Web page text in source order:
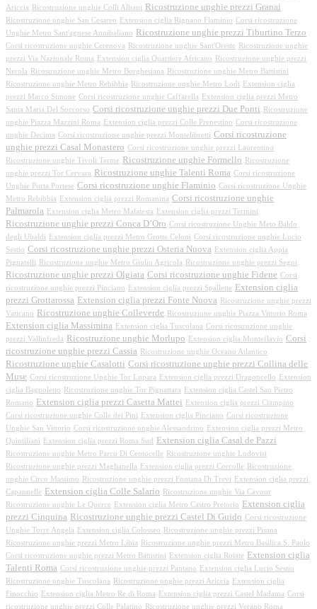
Ariccia
Ricostruzione unghie Colli Albani Ricostruzione unghie prezzi Granai
Ricostruzione unghie San Cesareo Extension ciglia Rignano Flaminio Corsi ricostruzione
Unghie Metro Sant'agnese Annibaliano
Ricostruzione unghie prezzi Tiburtino Terzo
Corsi ricostruzione unghie Cerenova Ricostruzione unghie Sant'Oreste
Ricostruzione unghie
prezzi Via Nazionale Roma
Extension ciglia Quartiere Africano
Ricostruzione unghie prezzi
Nerola
Ricostruzione unghie Metro Borghesiana
Ricostruzione unghie Metro Battistini
Ricostruzione unghie Metro Rebibbia
Ricostruzione unghie Metro Lodi
Extension ciglia
prezzi Marco Simone Corsi ricostruzione unghie Caffarella
Extension ciglia prezzi Metro
Santa Maria Del Soccorso Corsi ricostruzione unghie prezzi Due Ponti
Ricostruzione
unghie Piazza Mazzini Roma
Extension ciglia prezzi Colle Prenestino Corsi ricostruzione
unghie Decima Corsi ricostruzione unghie prezzi Montelibretti Corsi ricostruzione
unghie prezzi Casal Monastero Corsi ricostruzione unghie prezzi Laurentino
Ricostruzione unghie Tivoli Terme
Ricostruzione unghie Formello
Ricostruzione
unghie prezzi Tor Cervara
Ricostruzione unghie Talenti Roma Corsi ricostruzione
Unghie Porta Portese Corsi ricostruzione unghie Flaminio Corsi ricostruzione Unghie
Metro Rebibbia
Extension ciglia prezzi Romanina Corsi ricostruzione unghie
Palmarola
Extension ciglia Metro Malatesta Extension ciglia prezzi Termini
Ricostruzione unghie prezzi Conca D’Oro Corsi ricostruzione Unghie Meto Baldo
degli Ubaldi
Extension ciglia prezzi Metro Grotte Celoni Corsi ricostruzione unghie Lucio
Sestio Corsi ricostruzione unghie prezzi Osteria Nuova
Extension ciglia Appia
Pignatelli
Ricostruzione unghie Metro Giulio Agricola Ricostruzione unghie prezzi Segni
Ricostruzione unghie prezzi Olgiata Corsi ricostruzione unghie Fidene Corsi
ricostruzione unghie prezzi Pinciano
Extension ciglia prezzi Spallette
Extension ciglia
prezzi Grottarossa Extension ciglia prezzi Fonte Nuova
Ricostruzione unghie prezzi
Vaticano
Ricostruzione unghie Colleverde Ricostruzione unghie Piazza Vittorio Roma
Extension ciglia Massimina Extension ciglia Tuscolana Corsi ricostruzione unghie
prezzi Vallinfreda
Ricostruzione unghie Morlupo Extension ciglia Monteflavio Corsi
ricostruzione unghie prezzi Cassia
Ricostruzione unghie Oceano Atlantico
Ricostruzione unghie Casalotti Corsi ricostruzione unghie prezzi Collina delle
Muse Corsi ricostruzione Unghie Tor Lupara Extension ciglia prezzi Dragoncello
Extension
ciglia Bagnoletto
Ricostruzione unghie Tor Pignattara
Extension ciglia Castel San Pietro
Romano
Extension ciglia prezzi Casetta Mattei
Extension ciglia prezzi Ciampino
Corsi ricostruzione unghie Colle dei Pini
Extension ciglia Pinciano Corsi ricostruzione
Unghie San Vittorio Corsi ricostruzione unghie Alessandrino
Extension ciglia prezzi Metro
Quintiliani
Extension ciglia prezzi Roma Sud Extension ciglia Casal de Pazzi
Ricostruzione unghie Metro Parco Di Centocelle
Ricostruzione unghie Ludovisi
Ricostruzione unghie prezzi Maglianella
Extension ciglia prezzi Corcolle
Ricostruzione
unghie Circo Massimo
Ricostruzione unghie prezzi Fontana Di Trevi
Extension ciglia prezzi
Capannelle
Extension ciglia Colle Salario
Ricostruzione unghie Via Cavour
Ricostruzione unghie Le Querce
Extension ciglia Metro Castro Pretorio
Extension ciglia
prezzi Cinquina Ricostruzione unghie prezzi Castel Di Guido Corsi ricostruzione
Unghie Torre Angela
Extension ciglia Colosseo
Ricostruzione unghie prezzi Pisana
Ricostruzione unghie prezzi Metro Libia
Ricostruzione unghie prezzi Metro Basilica S. Paolo
Corsi ricostruzione unghie prezzi Metro Battistini
Extension ciglia Roiate
Extension ciglia
Talenti Roma Corsi ricostruzione unghie prezzi Pantano
Extension ciglia Lucio Sestio
Ricostruzione unghie Tuscolana
Ricostruzione unghie prezzi Ariccia
Extension ciglia
Finocchio
Extension ciglia Metro Re di Roma Extension ciglia prezzi Castel Madama Corsi
ricostruzione unghie prezzi Colle Palatino
Ricostruzione unghie prezzi Verano Roma